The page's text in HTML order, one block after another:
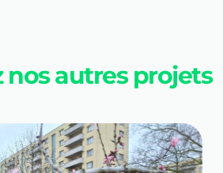
nos autres projets